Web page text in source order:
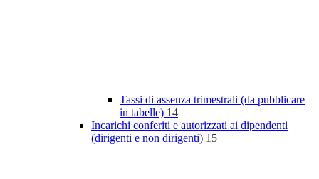
Tassi di assenza trimestrali (da pubblicare
in tabelle) 14
Incarichi conferiti e autorizzati ai dipendenti
(dirigenti e non dirigenti) 15